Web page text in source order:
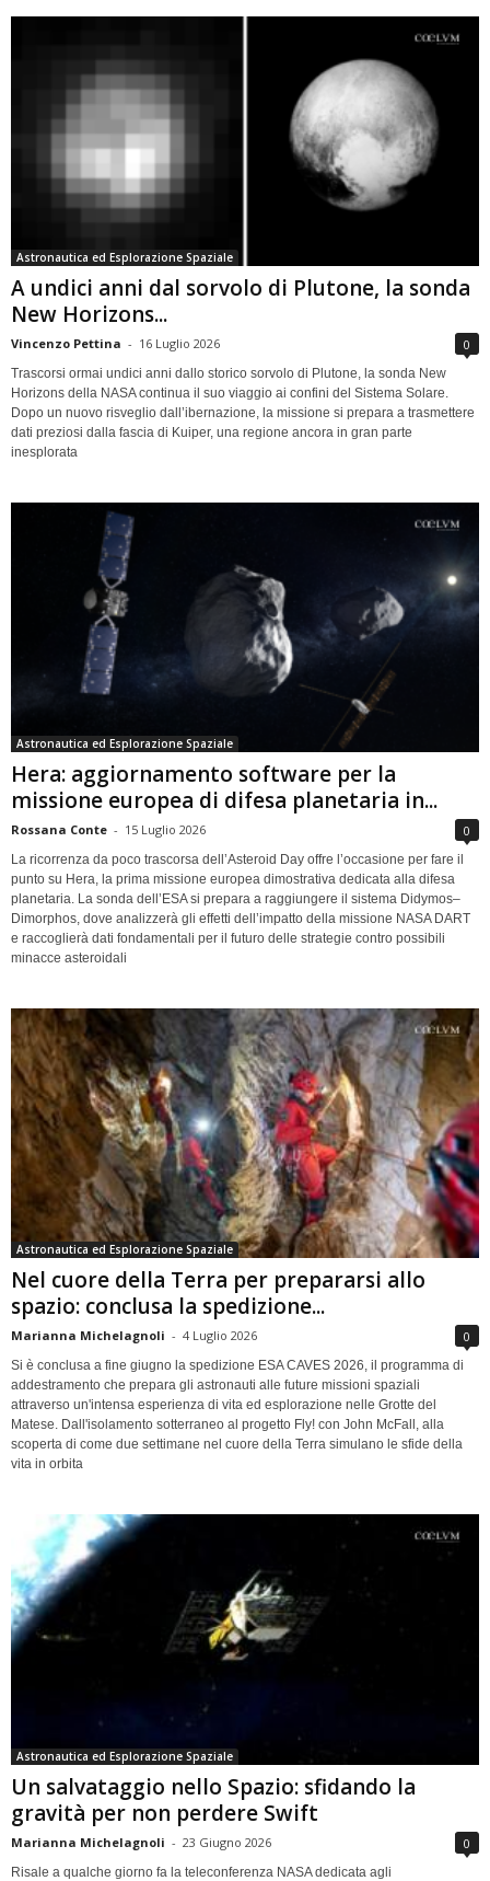
Astronautica ed Esplorazione Spaziale
A undici anni dal sorvolo di Plutone, la sonda
New Horizons...
Vincenzo Pettina - 16 Luglio 2026 0
Trascorsi ormai undici anni dallo storico sorvolo di Plutone, la sonda New
Horizons della NASA continua il suo viaggio ai confini del Sistema Solare.
Dopo un nuovo risveglio dall’ibernazione, la missione si prepara a trasmettere
dati preziosi dalla fascia di Kuiper, una regione ancora in gran parte
inesplorata
Astronautica ed Esplorazione Spaziale
Hera: aggiornamento software per la
missione europea di difesa planetaria in...
Rossana Conte - 15 Luglio 2026 0
La ricorrenza da poco trascorsa dell’Asteroid Day offre l’occasione per fare il
punto su Hera, la prima missione europea dimostrativa dedicata alla difesa
planetaria. La sonda dell’ESA si prepara a raggiungere il sistema Didymos–
Dimorphos, dove analizzerà gli effetti dell’impatto della missione NASA DART
e raccoglierà dati fondamentali per il futuro delle strategie contro possibili
minacce asteroidali
Astronautica ed Esplorazione Spaziale
Nel cuore della Terra per prepararsi allo
spazio: conclusa la spedizione...
Marianna Michelagnoli - 4 Luglio 2026 0
Si è conclusa a fine giugno la spedizione ESA CAVES 2026, il programma di
addestramento che prepara gli astronauti alle future missioni spaziali
attraverso un'intensa esperienza di vita ed esplorazione nelle Grotte del
Matese. Dall'isolamento sotterraneo al progetto Fly! con John McFall, alla
scoperta di come due settimane nel cuore della Terra simulano le sfide della
vita in orbita
Astronautica ed Esplorazione Spaziale
Un salvataggio nello Spazio: sfidando la
gravità per non perdere Swift
Marianna Michelagnoli - 23 Giugno 2026 0
Risale a qualche giorno fa la teleconferenza NASA dedicata agli